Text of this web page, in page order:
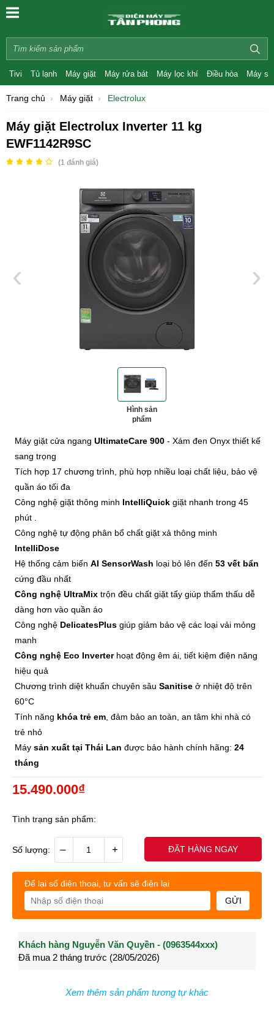
Tivi Tủ lạnh Máy giặt Máy rửa bát Máy lọc khí Điều hòa Máy
Trang chủ Máy giặt Electrolux
Máy giặt Electrolux Inverter 11 kg
EWF1142R9SC
(1 đánh giá)
‹ ›
‹ ›
‹ ›
Hình sản
phẩm
Máy giặt cửa ngang UltimateCare 900 - Xám đen Onyx thiết kế
sang trọng
Tích hợp 17 chương trình, phù hợp nhiều loại chất liệu, bảo vệ
quần áo tối đa
Công nghệ giặt thông minh IntelliQuick giặt nhanh trong 45
phút .
Công nghệ tự động phân bổ chất giặt xả thông minh
IntelliDose
Hệ thống cảm biến AI SensorWash loại bỏ lên đến 53 vết bẩn
cứng đầu nhất
Công nghệ UltraMix trộn đều chất giặt tẩy giúp thẩm thấu dễ
dàng hơn vào quần áo
Công nghệ DelicatesPlus giúp giảm bảo vệ các loại vải mỏng
manh
Công nghệ Eco Inverterhoạt động êm ái, tiết kiệm điện năng
hiệu quả
Chương trình diệt khuẩn chuyên sâu Sanitise ở nhiệt độ trên
60°C
Tính năng khóa trẻ em , đảm bảo an toàn, an tâm khi nhà có
trẻ nhỏ
Máy sản xuất tại Thái Lan được bảo hành chính hãng: 24
tháng
15.490.000₫
Tình trạng sản phẩm:
Số lượng: – + ĐẶT HÀNG NGAY
Để lại số điện thoại, tư vấn sẽ điện lại
GỬI
Khách hàng Nguyễn Văn Quyền - (0963544xxx)
Đã mua 2 tháng trước (28/05/2026)
Khách hàng Nguyễn Thành Long - (0902021xxx)
Đã mua 3 tháng trước (27/04/2026)
Xem thêm sản phẩm tương tự khác